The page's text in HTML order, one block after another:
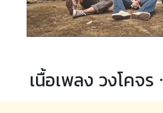
เนื้อเพลง วงโคจร ·